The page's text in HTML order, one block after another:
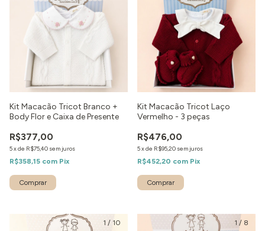
Kit Macacão Tricot Branco +
Body Flor e Caixa de Presente
R$377,00
5xde R$75,40 sem juros
R$358,15 com Pix
Comprar
Kit Macacão Tricot Laço
Vermelho - 3 peças
R$476,00
5xde R$95,20 sem juros
R$452,20 com Pix
Comprar
1 / 10 1 / 8